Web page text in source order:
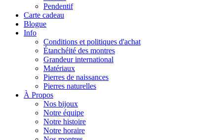
Pendentif
Carte cadeau
Blogue
Info
Conditions et politiques d'achat
Étanchéité des montres
Grandeur international
Matériaux
Pierres de naissances
Pierres naturelles
À Propos
Nos bijoux
Notre équipe
Notre histoire
Notre horaire